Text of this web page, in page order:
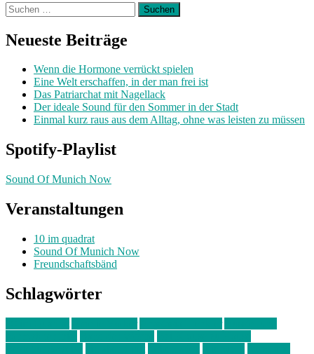
Suchen
nach:
Neueste Beiträge
Wenn die Hormone verrückt spielen
Eine Welt erschaffen, in der man frei ist
Das Patriarchat mit Nagellack
Der ideale Sound für den Sommer in der Stadt
Einmal kurz raus aus dem Alltag, ohne was leisten zu müssen
Spotify-Playlist
Sound Of Munich Now
Veranstaltungen
10 im quadrat
Sound Of Munich Now
Freundschaftsbänd
Schlagwörter